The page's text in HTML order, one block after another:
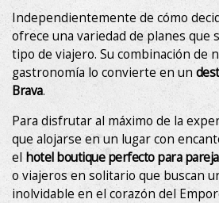
Independientemente de cómo
ofrece una variedad de planes que
tipo de viajero. Su combinación de
gastronomía lo convierte en un
Brava.
Para disfrutar al máximo de la
que alojarse en un lugar con
el hotel boutique perfecto para
o viajeros en solitario que buscan
inolvidable en el corazón del